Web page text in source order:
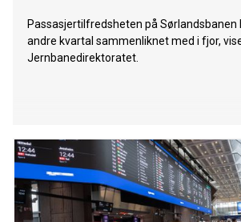
Passasjertilfredsheten på Sørlandsbanen
andre kvartal sammenliknet med i fjor,
Jernbanedirektoratet.